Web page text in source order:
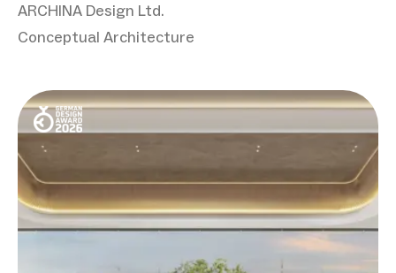
ARCHINA Design Ltd.
Conceptual Architecture